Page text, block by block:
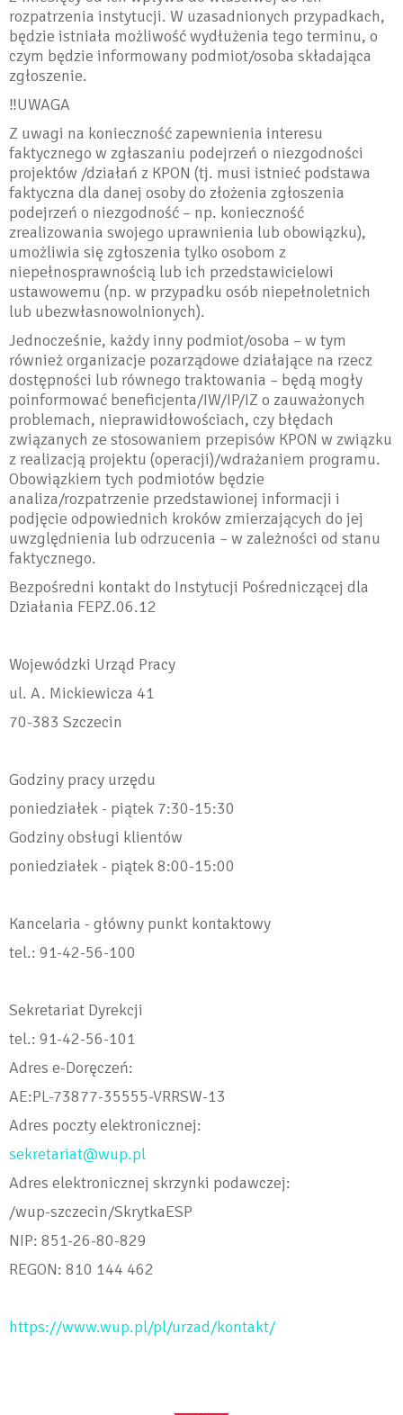
rozpatrzenia instytucji. W uzasadnionych przypadkach,
będzie istniała możliwość wydłużenia tego terminu, o
czym będzie informowany podmiot/osoba składająca
zgłoszenie.
‼️UWAGA
Z uwagi na konieczność zapewnienia interesu
faktycznego w zgłaszaniu podejrzeń o niezgodności
projektów /działań z KPON (tj. musi istnieć podstawa
faktyczna dla danej osoby do złożenia zgłoszenia
podejrzeń o niezgodność – np. konieczność
zrealizowania swojego uprawnienia lub obowiązku),
umożliwia się zgłoszenia tylko osobom z
niepełnosprawnością lub ich przedstawicielowi
ustawowemu (np. w przypadku osób niepełnoletnich
lub ubezwłasnowolnionych).
Jednocześnie, każdy inny podmiot/osoba – w tym
również organizacje pozarządowe działające na rzecz
dostępności lub równego traktowania – będą mogły
poinformować beneficjenta/IW/IP/IZ o zauważonych
problemach, nieprawidłowościach, czy błędach
związanych ze stosowaniem przepisów KPON w związku
z realizacją projektu (operacji)/wdrażaniem programu.
Obowiązkiem tych podmiotów będzie
analiza/rozpatrzenie przedstawionej informacji i
podjęcie odpowiednich kroków zmierzających do jej
uwzględnienia lub odrzucenia – w zależności od stanu
faktycznego.
Bezpośredni kontakt do Instytucji Pośredniczącej dla
Działania FEPZ.06.12
Wojewódzki Urząd Pracy
ul. A. Mickiewicza 41
70-383 Szczecin
Godziny pracy urzędu
poniedziałek - piątek 7:30-15:30
Godziny obsługi klientów
poniedziałek - piątek 8:00-15:00
Kancelaria - główny punkt kontaktowy
tel.: 91-42-56-100
Sekretariat Dyrekcji
tel.: 91-42-56-101
Adres e-Doręczeń:
AE:PL-73877-35555-VRRSW-13
Adres poczty elektronicznej:
sekretariat@wup.pl
Adres elektronicznej skrzynki podawczej:
/wup-szczecin/SkrytkaESP
NIP: 851-26-80-829
REGON: 810 144 462
https://www.wup.pl/pl/urzad/kontakt/